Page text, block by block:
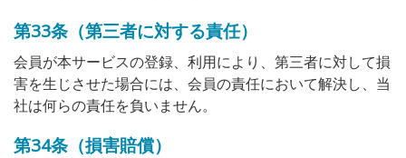
第33条（第三者に対する責任）
会員が本サービスの登録、利用により、第三者に対して損
害を生じさせた場合には、会員の責任において解決し、当
社は何らの責任を負いません。
第34条（損害賠償）